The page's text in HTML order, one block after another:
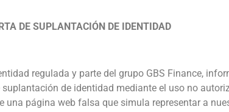
DE SUPLANTACIÓN DE IDENTIDAD
regulada y parte del grupo GBS Finance,
de identidad mediante el uso no
una página web falsa que simula representar a